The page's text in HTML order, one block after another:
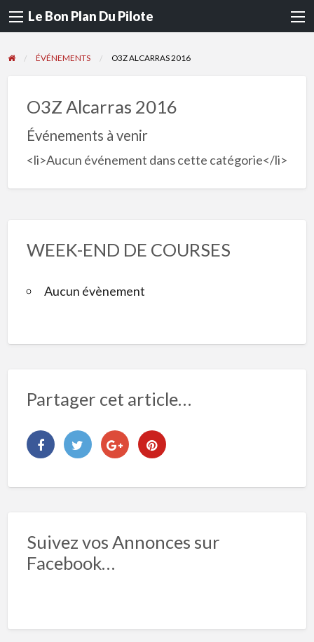
Le Bon Plan Du Pilote
ÉVÉNEMENTS O3Z ALCARRAS 2016
O3Z Alcarras 2016
Événements à venir
<li>Aucun événement dans cette catégorie</li>
WEEK-END DE COURSES
Aucun évènement
Partager cet article…
Suivez vos Annonces sur
Facebook…